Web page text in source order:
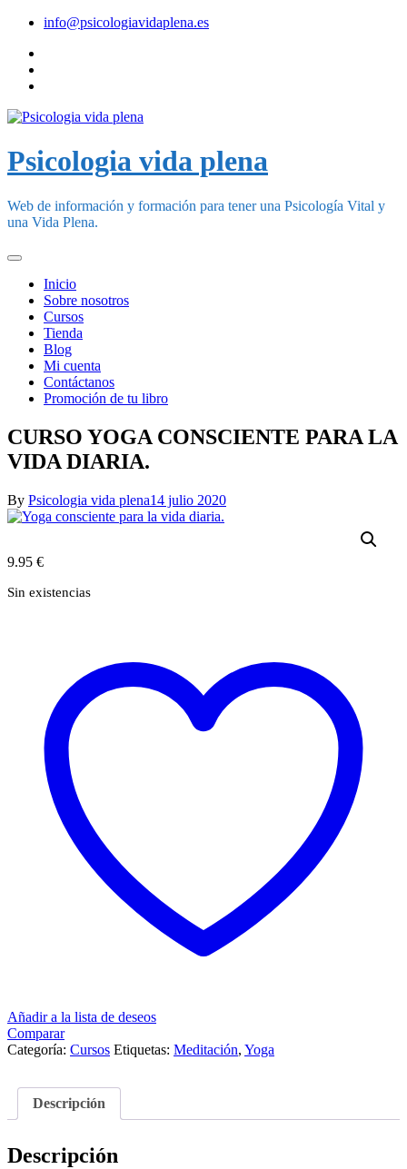
Skip
content
info@psicologiavidaplena.es
Psicologia vida plena
Web de información y formación para tener una Psicología Vital y
una Vida Plena.
Inicio
Sobre nosotros
Cursos
Tienda
Blog
Mi cuenta
Contáctanos
Promoción de tu libro
CURSO YOGA CONSCIENTE PARA LA
VIDA DIARIA.
By Psicologia vida plena14 julio 2020
9.95 €
Sin existencias
Añadir a la lista de deseos
Comparar
Categoría: Cursos Etiquetas: Meditación, Yoga
Descripción
Descripción